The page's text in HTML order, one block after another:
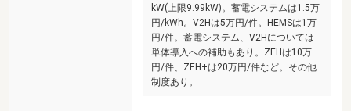
kW(上限9.99kW)。蓄電システムは1.5万
円/kWh。V2Hは5万円/件。HEMSは1万
円/件。蓄電システム、V2Hについては
単体導入への補助もあり。ZEHは10万
円/件、ZEH+は20万円/件など。その他
制度あり。